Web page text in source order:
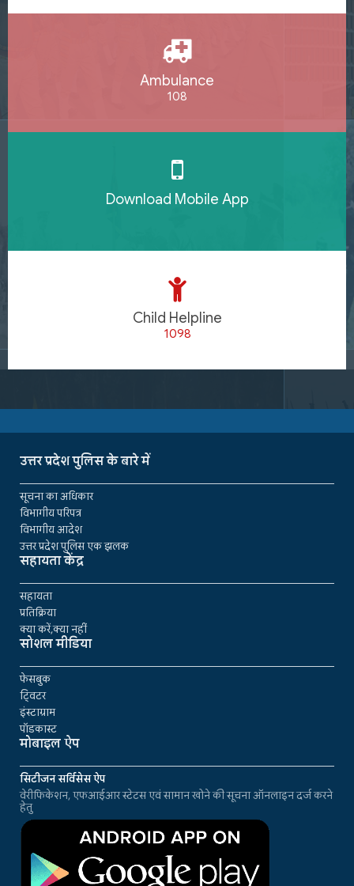
Ambulance
108
Download Mobile App
Child Helpline
1098
उत्तर प्रदेश पुलिस के बारे में
सूचना का अधिकार
विभागीय परिपत्र
विभागीय आदेश
उत्तर प्रदेश पुलिस एक झलक
सहायता केंद्र
सहायता
प्रतिक्रिया
क्या करें,क्या नहीं
सोशल मीडिया
फेसबुक
ट्विटर
इंस्टाग्राम
पॉडकास्ट
मोबाइल ऐप
सिटीजन सर्विसेस ऐप
वेरीफिकेशन, एफआईआर स्टेटस एवं सामान खोने की सूचना ऑनलाइन दर्ज करने
हेतु